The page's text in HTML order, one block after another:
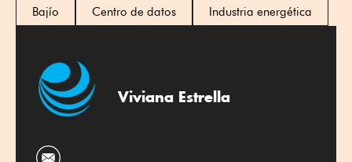
Bajío Centro de datos Industria energética
Viviana Estrella